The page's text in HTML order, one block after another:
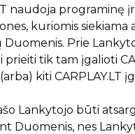
naudoja programinę
kuriomis siekiama
Duomenis. Prie
tik tam įgalioti
kiti CARPLAY.LT
Lankytojo būti
Duomenis, nes